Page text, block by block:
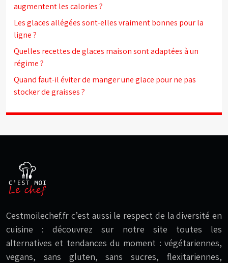
augmentent les calories ?
Les glaces allégées sont-elles vraiment bonnes pour la
ligne ?
Quelles recettes de glaces maison sont adaptées à un
régime ?
Quand faut-il éviter de manger une glace pour ne pas
stocker de graisses ?
Cestmoilechef.fr c’est aussi le respect de la diversité en
cuisine : découvrez sur notre site toutes les
alternatives et tendances du moment : végétariennes,
vegans, sans gluten, sans sucres, flexitariennes,